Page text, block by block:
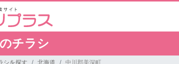
チラシ
シを探す 北海道 中川郡美深町